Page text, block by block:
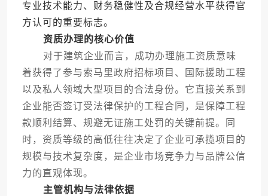
专业技术能力、财务稳健性及合规经营水平获得官
方认可的重要标志。
资质办理的核心价值
对于建筑企业而言，成功办理施工资质意味
着获得了参与索马里政府招标项目、国际援助工程
以及私人领域大型项目的合法身份。它直接关系到
企业能否签订受法律保护的工程合同，是保障工程
款顺利结算、规避无证施工处罚的关键前提。同
时，资质等级的高低往往决定了企业可承揽项目的
规模与技术复杂度，是企业市场竞争力与品牌公信
力的直观体现。
主管机构与法律依据